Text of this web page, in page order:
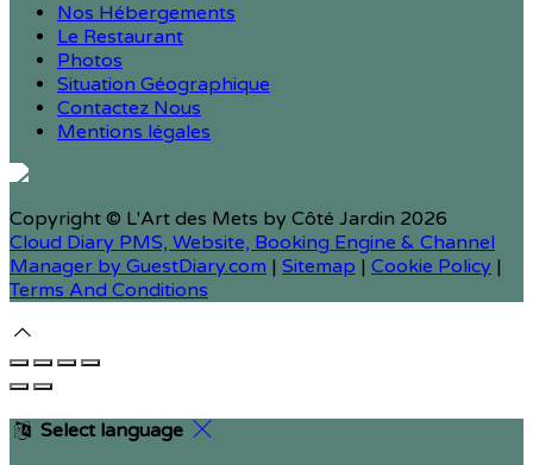
Nos Hébergements
Le Restaurant
Photos
Situation Géographique
Contactez Nous
Mentions légales
Copyright © L'Art des Mets by Côté Jardin 2026
Cloud Diary PMS, Website, Booking Engine & Channel
Manager by GuestDiary.com | Sitemap | Cookie Policy |
Terms And Conditions
Select language